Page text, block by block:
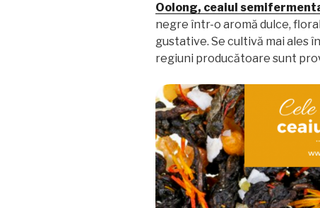
ceaiul
oolong?”
Oolong, ceaiul
negre într-o aromă dulce,
gustative. Se cultivă mai ales în
regiuni producătoare sunt